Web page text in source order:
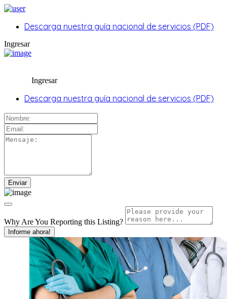
Descarga nuestra guía nacional de servicios (PDF)
Ingresar
Ingresar
Descarga nuestra guía nacional de servicios (PDF)
Why Are You Reporting this Listing?
Informe ahora!